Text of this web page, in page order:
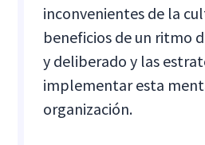
inconvenientes de la
beneficios de un ritmo
y deliberado y las
implementar esta
organización.